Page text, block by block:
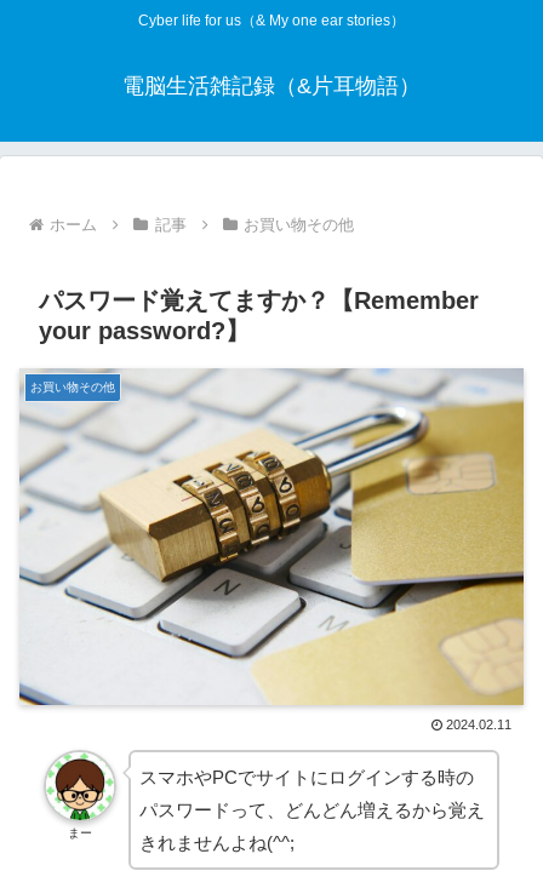
Cyber life for us（& My one ear stories）
電脳生活雑記録（&片耳物語）
ホーム 記事 お買い物その他
パスワード覚えてますか？【Remember
your password?】
お買い物その他
2024.02.11
まー
スマホやPCでサイトにログインする時の
パスワードって、どんどん増えるから覚え
きれませんよね(^^;